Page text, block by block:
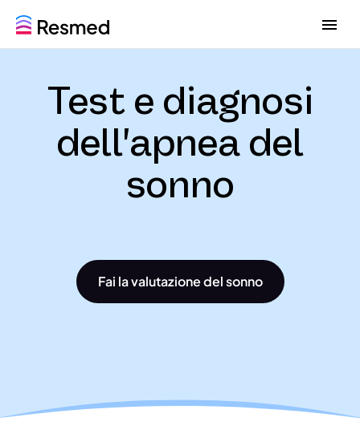
G
o
G
o
Test e diagnosi
dell'apnea del
sonno
Fai la valutazione del sonno